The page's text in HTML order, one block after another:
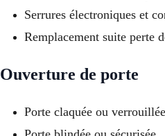
Serrures électroniques et
Remplacement suite perte
Ouverture de porte
Porte claquée ou verrouillée